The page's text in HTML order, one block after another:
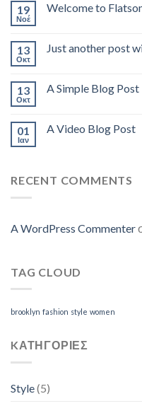
19
Νοέ
Welcome to
13
Οκτ
Just another post
13
Οκτ
A Simple Blog Post
01
Ιαν
A Video Blog Post
RECENT COMMENTS
A WordPress Commenter
TAG CLOUD
brooklyn fashion style women
KΑΤΗΓΟΡΊΕΣ
Style(5)